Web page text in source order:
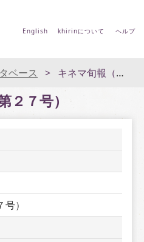
English khirinについて ヘルプ
ベース キネマ旬報（再建第２７号）
２７号）
）